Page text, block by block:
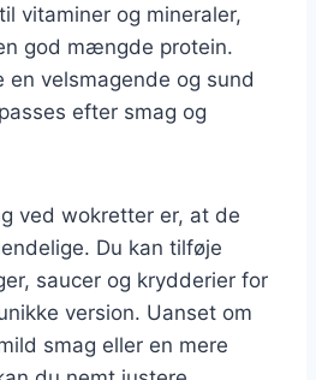
vitaminer og mineraler,
god mængde protein.
en velsmagende og sund
efter smag og
ved wokretter er, at de
Du kan tilføje
saucer og krydderier for
version. Uanset om
smag eller en mere